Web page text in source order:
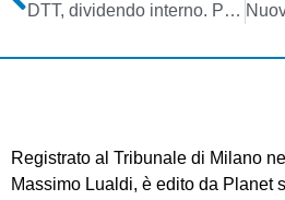
DTT, dividendo interno. Passera: siamo pronti, attendiamo solo ok da Bruxelles. Ma la sensazione è che l’asta sia di là a venire
Registrato al Tribunale di Milano
Massimo Lualdi, è edito da Planet